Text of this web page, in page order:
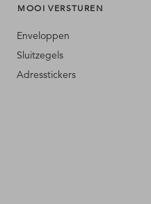
MOOI VERSTUREN
Enveloppen
Sluitzegels
Adresstickers